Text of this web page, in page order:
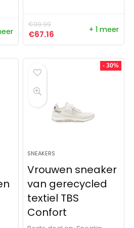
€99.99
Oorspronkelijke prijs
€67.16 Huidige prijs is:
+ 1 meer
- 30%
SNEAKERS
Vrouwen sneaker
van gerecycled
textiel TBS
Confort